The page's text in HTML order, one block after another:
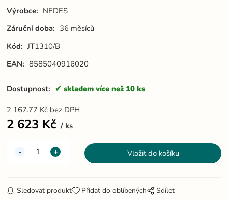
Výrobce: NEDES
Záruční doba: 36 měsíců
Kód: JT1310/B
EAN: 8585040916020
Dostupnost: skladem více než 10 ks
2 167.77 Kč bez DPH
2 623 Kč ks
Sledovat produkt Přidat do oblíbených Sdílet